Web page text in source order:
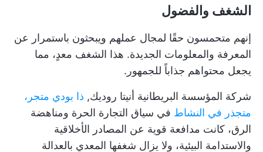
الشغف والفضول
إنهم متحمسون حقًا لمجال عملهم ويبحثون باستمرار عن
المعرفة والمعلومات الجديدة. هذا الشغف معدٍ، مما
يجعل محتواهم جذاباً للجمهور.
شركة المؤسسة البريطانية أنيتا روديك, ذا بودي متجر،
متجذر في النشاط في سياق التجارة الحرة ومناهضة
الرق، كانت مدافعة قوية عن المصادر الأخلاقية
والاستدامة البيئية، ولا يزال شغفها المعدي بالعدالة